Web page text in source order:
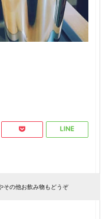
その他お飲み物もどうぞ